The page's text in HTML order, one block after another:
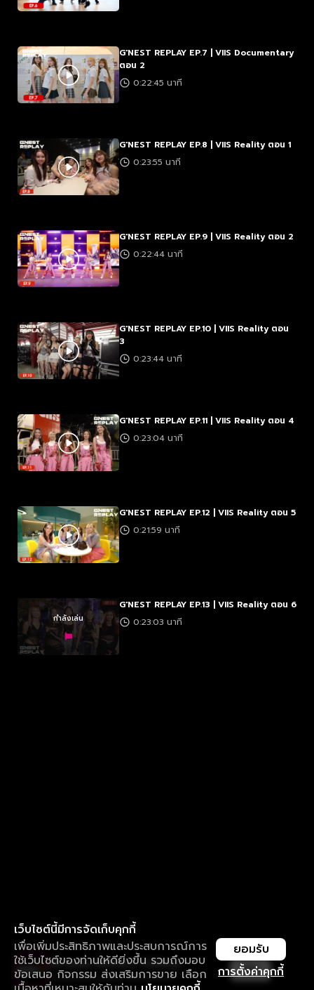
G'NEST REPLAY EP.7 | VIIS Documentary
ตอน 2
0:22:45 นาที
G'NEST REPLAY EP.8 | VIIS Reality ตอน 1
0:23:55 นาที
G'NEST REPLAY EP.9 | VIIS Reality ตอน 2
0:22:44 นาที
G'NEST REPLAY EP.10 | VIIS Reality ตอน
3
0:23:44 นาที
G'NEST REPLAY EP.11 | VIIS Reality ตอน 4
0:23:04 นาที
G'NEST REPLAY EP.12 | VIIS Reality ตอน 5
0:21:59 นาที
กำลังเล่น
G'NEST REPLAY EP.13 | VIIS Reality ตอน 6
0:23:03 นาที
เว็บไซต์นี้มีการจัดเก็บคุกกี้
เพื่อเพิ่มประสิทธิภาพและประสบการณ์การ
ใช้เว็บไซต์ของท่านให้ดียิ่งขึ้น รวมถึงมอบ
ข้อเสนอ กิจกรรม ส่งเสริมการขาย เลือก
การตั้งค่าคุกกี้
ยอมรับ
ใช้งานแอป ลื่นไหลกว่า ไม่มีสะดุด
ดาวน์โหลดแอปเพื่อการรับชมที่ดีกว่า เปิด